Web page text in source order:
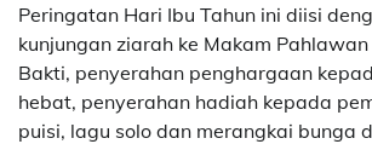
Peringatan Hari Ibu Tahun ini diisi
kunjungan ziarah ke Makam Pahlawan
Bakti, penyerahan penghargaan
hebat, penyerahan hadiah kepada
puisi, lagu solo dan merangkai bunga